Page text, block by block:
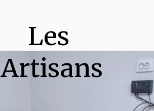
Les
Artisans